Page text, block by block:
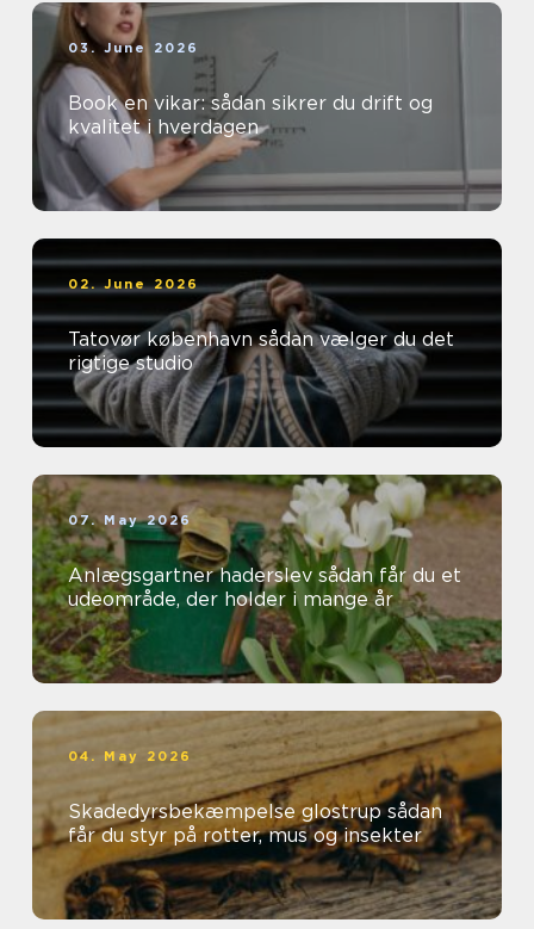
03. June 2026
Book en vikar: sådan sikrer du drift og
kvalitet i hverdagen
02. June 2026
Tatovør københavn sådan vælger du det
rigtige studio
07. May 2026
Anlægsgartner haderslev sådan får du et
udeområde, der holder i mange år
04. May 2026
Skadedyrsbekæmpelse glostrup sådan
får du styr på rotter, mus og insekter